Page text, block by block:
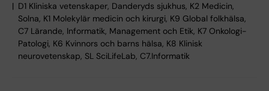
D1 Kliniska vetenskaper, Danderyds sjukhus, K2 Medicin,
Solna, K1 Molekylär medicin och kirurgi, K9 Global folkhälsa,
C7 Lärande, Informatik, Management och Etik, K7 Onkologi-
Patologi, K6 Kvinnors och barns hälsa, K8 Klinisk
neurovetenskap, SL SciLifeLab, C7.Informatik